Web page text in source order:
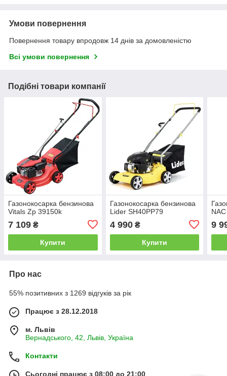
Умови повернення
Повернення товару впродовж 14 днів за домовленістю
Всі умови повернення
Подібні товари компанії
Газонокосарка бензинова
Vitals Zp 39150k
7 109 ₴
Купити
Газонокосарка бензинова
Lider SH40PP79
4 990₴
Купити
NAC
9
Про нас
55% позитивних з 1269 відгуків за рік
Працює з 28.12.2018
м. Львів
Вернадського, 42, Львів, Україна
Контакти
Сьогодні працює з 08:00 до 21:00